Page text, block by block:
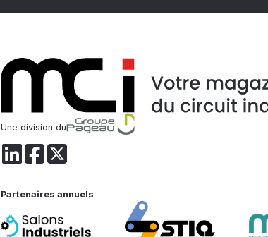
Une division du
Partenaires annuels